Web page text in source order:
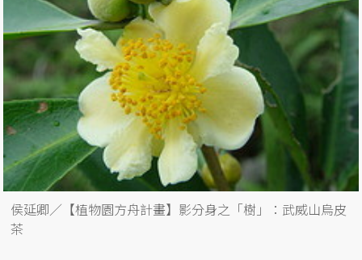
侯延卿／【植物園方舟計畫】影分身之「樹」：武威山烏皮
茶